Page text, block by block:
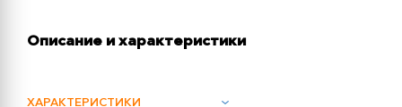
Описание и характеристики
ХАРАКТЕРИСТИКИ